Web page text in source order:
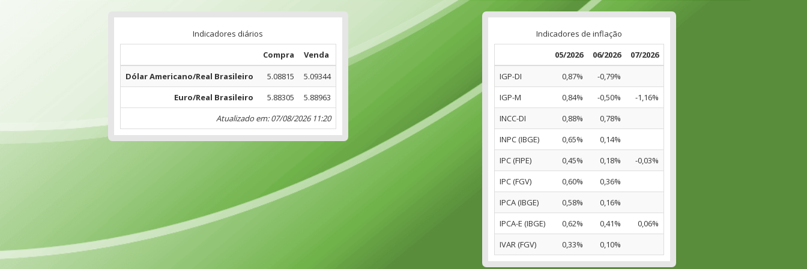
Indicadores diários
Compra
Venda
Dólar Americano/Real Brasileiro
5.08815
5.09344
Euro/Real Brasileiro
5.88305
5.88963
Atualizado em: 07/08/2026 11:20
Indicadores de inflação
05/2026
06/2026
07/2026
IGP-DI
0,87%
-0,79%
IGP-M
0,84% -0,50%
-1,16%
INCC-DI
0,88%
0,78%
INPC (IBGE)
0,65%
0,14%
IPC (FIPE)
0,45% 0,18%
-0,03%
IPC (FGV)
0,60%
0,36%
IPCA (IBGE)
0,58%
0,16%
IPCA-E (IBGE)
0,62% 0,41%
0,06%
IVAR (FGV)
0,33% 0,10%